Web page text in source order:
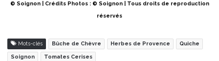
© Soignon | Crédits Photos : © Soignon | Tous droits de reproduction
réservés
Mots-clés Bûche de Chèvre Herbes de Provence Quiche
Soignon Tomates Cerises